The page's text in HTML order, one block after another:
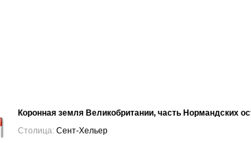
Коронная земля Великобритании, часть Нормандских
Столица: Сент-Хельер